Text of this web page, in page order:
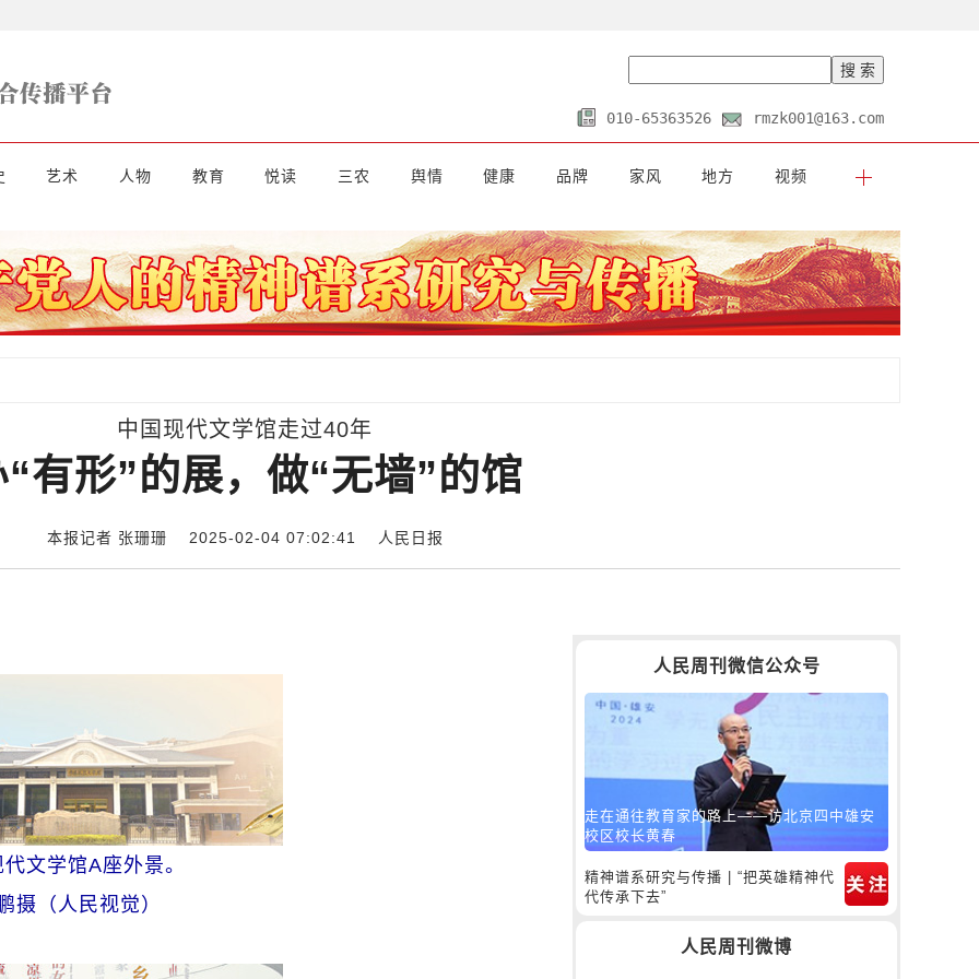
010-65363526 rmzk001@163.com
艺术 人物 教育 悦读 三农 舆情 健康 品牌 家风 地方 视频
中国现代文学馆走过40年
有形”的展，做“无墙”的馆
本报记者 张珊珊 2025-02-04 07:02:41 人民日报
文学馆A座外景。
摄（人民视觉）
人民周刊微信公众号
走在通往教育家的路上——访北京四中雄安
校区校长黄春
精神谱系研究与传播 | “把英雄精神代
代传承下去”
人民周刊微博